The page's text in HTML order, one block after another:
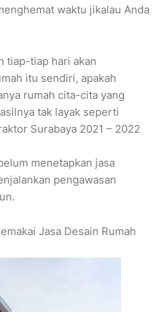
waktu jikalau Anda
tiap-tiap hari akan
itu sendiri, apakah
rumah cita-cita yang
tak layak seperti
Surabaya 2021 – 2022
menetapkan jasa
pengawasan
Jasa Desain Rumah